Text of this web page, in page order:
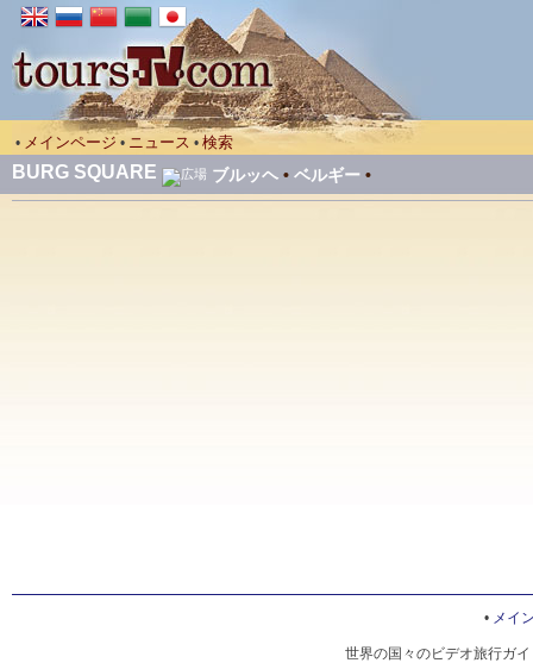
• メインページ • ニュース • 検索
BURG SQUARE ブルッヘ • ベルギー •
• メイ
世界の国々のビデオ旅行ガ